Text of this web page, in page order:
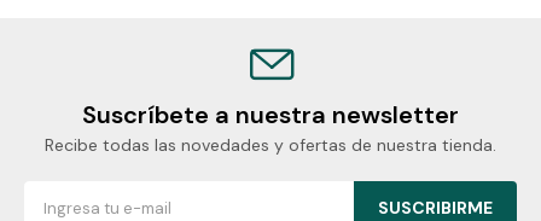
Suscríbete a nuestra newsletter
Recibe todas las novedades y ofertas de nuestra tienda.
SUSCRIBIRME